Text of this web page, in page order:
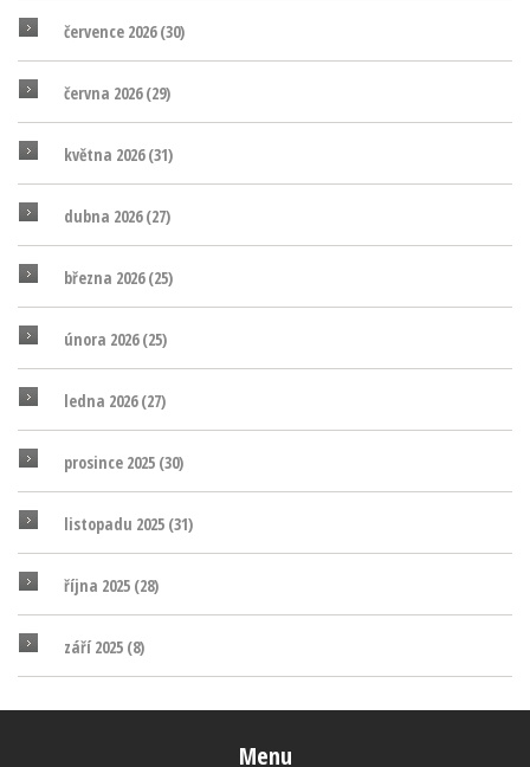
července 2026(30)
června 2026(29)
května 2026(31)
dubna 2026(27)
března 2026(25)
února 2026(25)
ledna 2026(27)
prosince 2025 (30)
listopadu 2025 (31)
října 2025 (28)
září 2025 (8)
Menu